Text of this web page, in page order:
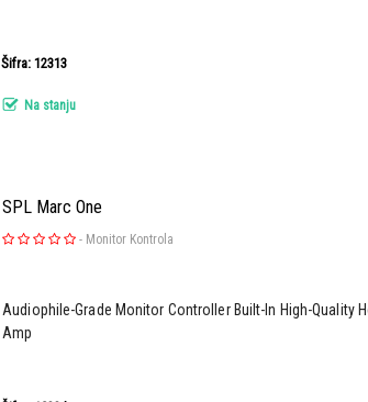
Šifra: 12313
Na stanju
SPL Marc One
- Monitor Kontrola
Audiophile-Grade Monitor Controller Built-In High-Quality
Amp